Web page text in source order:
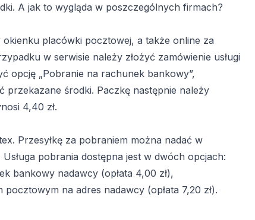
A jak to wygląda w poszczególnych firmach?
placówki pocztowej, a także online za
w serwisie należy złożyć zamówienie usługi
opcję „Pobranie na rachunek bankowy”,
środki. Paczkę następnie należy
4,40 zł.
Przesyłkę za pobraniem można nadać w
pobrania dostępna jest w dwóch opcjach:
bankowy nadawcy (opłata 4,00 zł),
na adres nadawcy (opłata 7,20 zł).